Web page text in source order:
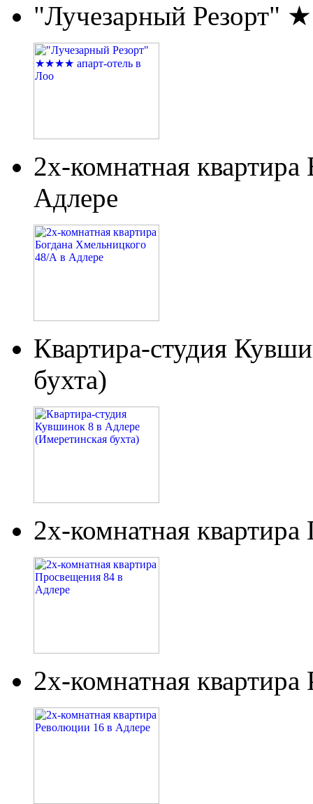
"Лучезарный Резорт"
2х-комнатная
Адлере
Квартира-студия
бухта)
2х-комнатная
2х-комнатная